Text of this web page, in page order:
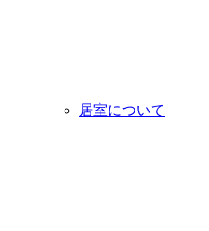
居室について